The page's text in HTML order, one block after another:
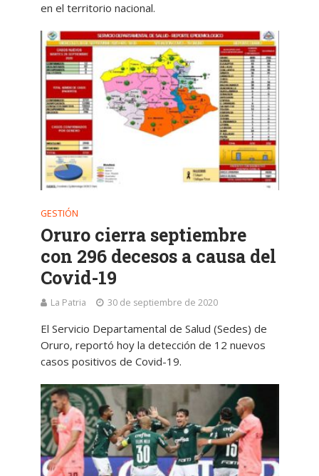
en el territorio nacional.
GESTIÓN
Oruro cierra septiembre
con 296 decesos a causa del
Covid-19
La Patria 30 de septiembre de 2020
El Servicio Departamental de Salud (Sedes) de
Oruro, reportó hoy la detección de 12 nuevos
casos positivos de Covid-19.